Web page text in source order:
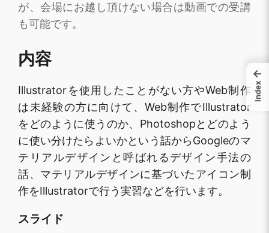
が、会場にお越し頂けない場合は動画での受講
も可能です。
内容
Illustratorを使用したことがない方やWeb制作
は未経験の方に向けて、Web制作でIllustrator
をどのように使うのか、Photoshopとどのよう
に使い分けたらよいかという話からGoogleのマ
テリアルデザインと呼ばれるデザイン手法の
話、マテリアルデザインに基づいたアイコン制
作をIllustratorで行う実習などを行います。
スライド
←
Index